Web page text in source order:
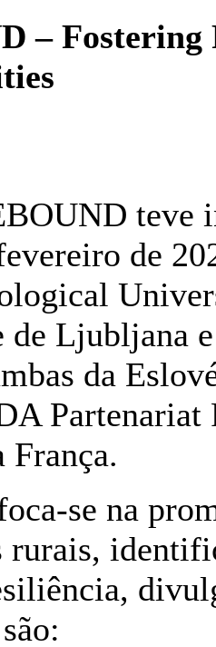
–
teve
de
de Ljubljana
da
Partenariat
se na
rurais,